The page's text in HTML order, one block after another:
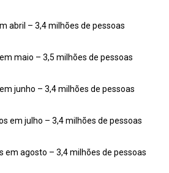
abril – 3,4 milhões de pessoas
maio – 3,5 milhões de pessoas
junho – 3,4 milhões de pessoas
em julho – 3,4 milhões de pessoas
em agosto – 3,4 milhões de pessoas